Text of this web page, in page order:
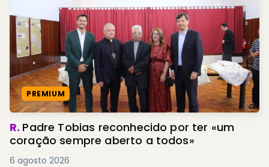
PREMIUM
R. Padre Tobias reconhecido por ter «um
coração sempre aberto a todos»
6 agosto 2026